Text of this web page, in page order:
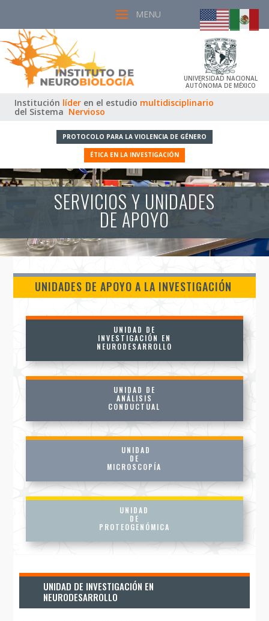
UNIVERSIDAD NACIONAL
AUTÓNOMA DE MÉXICO
Institución líder en el estudio multidisciplinario
del Sistema Nervioso
PROTOCOLO PARA LA VIOLENCIA DE GÉNERO
ÉTICA EN LA INVESTIGACIÓN
SERVICIOS Y UNIDADES
DE APOYO
UNIDADES DE APOYO A LA INVESTIGACIÓN
UNIDAD DE
INVESTIGACIÓN EN
NEURODESARROLLO
UNIDAD DE
ANÁLISIS
CONDUCTUAL
UNIDAD
DE
MICROSCOPÍA
UNIDAD
DE
PROTEOGENÓMICA
UNIDAD DE INVESTIGACIÓN EN
NEURODESARROLLO